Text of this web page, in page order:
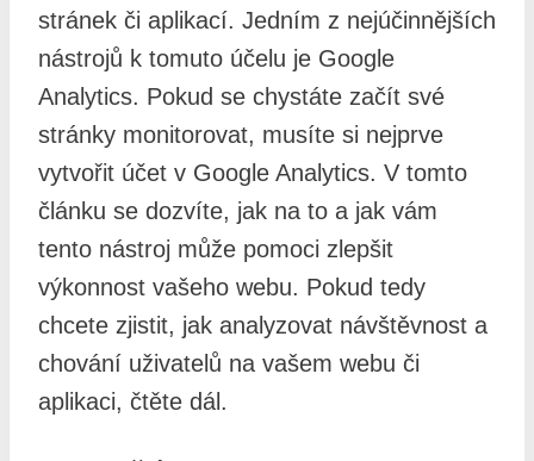
stránek či aplikací. Jedním z nejúčinnějších
nástrojů k tomuto účelu je Google
Analytics. Pokud se chystáte začít své
stránky monitorovat, musíte si nejprve
vytvořit účet v Google Analytics. V tomto
článku se dozvíte, jak na to a jak vám
tento nástroj může pomoci zlepšit
výkonnost vašeho webu. Pokud tedy
chcete zjistit, jak analyzovat návštěvnost a
chování uživatelů na vašem webu či
aplikaci, čtěte dál.